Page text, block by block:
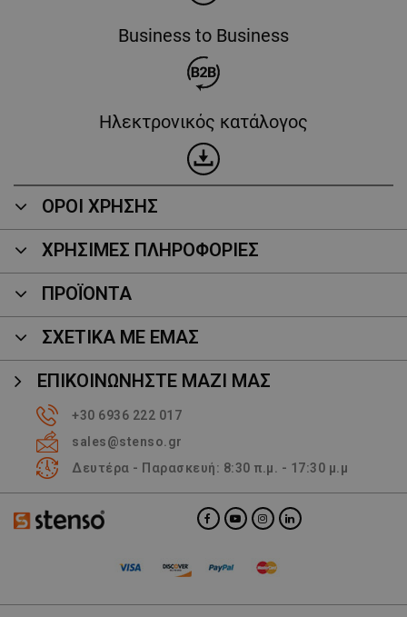
Business to Business
Ηλεκτρονικός κατάλογος
ΟΡΟΙ ΧΡΗΣΗΣ
ΧΡΗΣΙΜΕΣ ΠΛΗΡΟΦΟΡΙΕΣ
ΠΡΟΪΌΝΤΑ
ΣΧΕΤΙΚΑ ΜΕ ΕΜΑΣ
ΕΠΙΚΟΙΝΩΝΉΣΤΕ ΜΑΖΊ ΜΑΣ
+30 6936 222 017
sales@stenso.gr
Δευτέρα - Παρασκευή: 8:30 π.μ. - 17:30 μ.μ